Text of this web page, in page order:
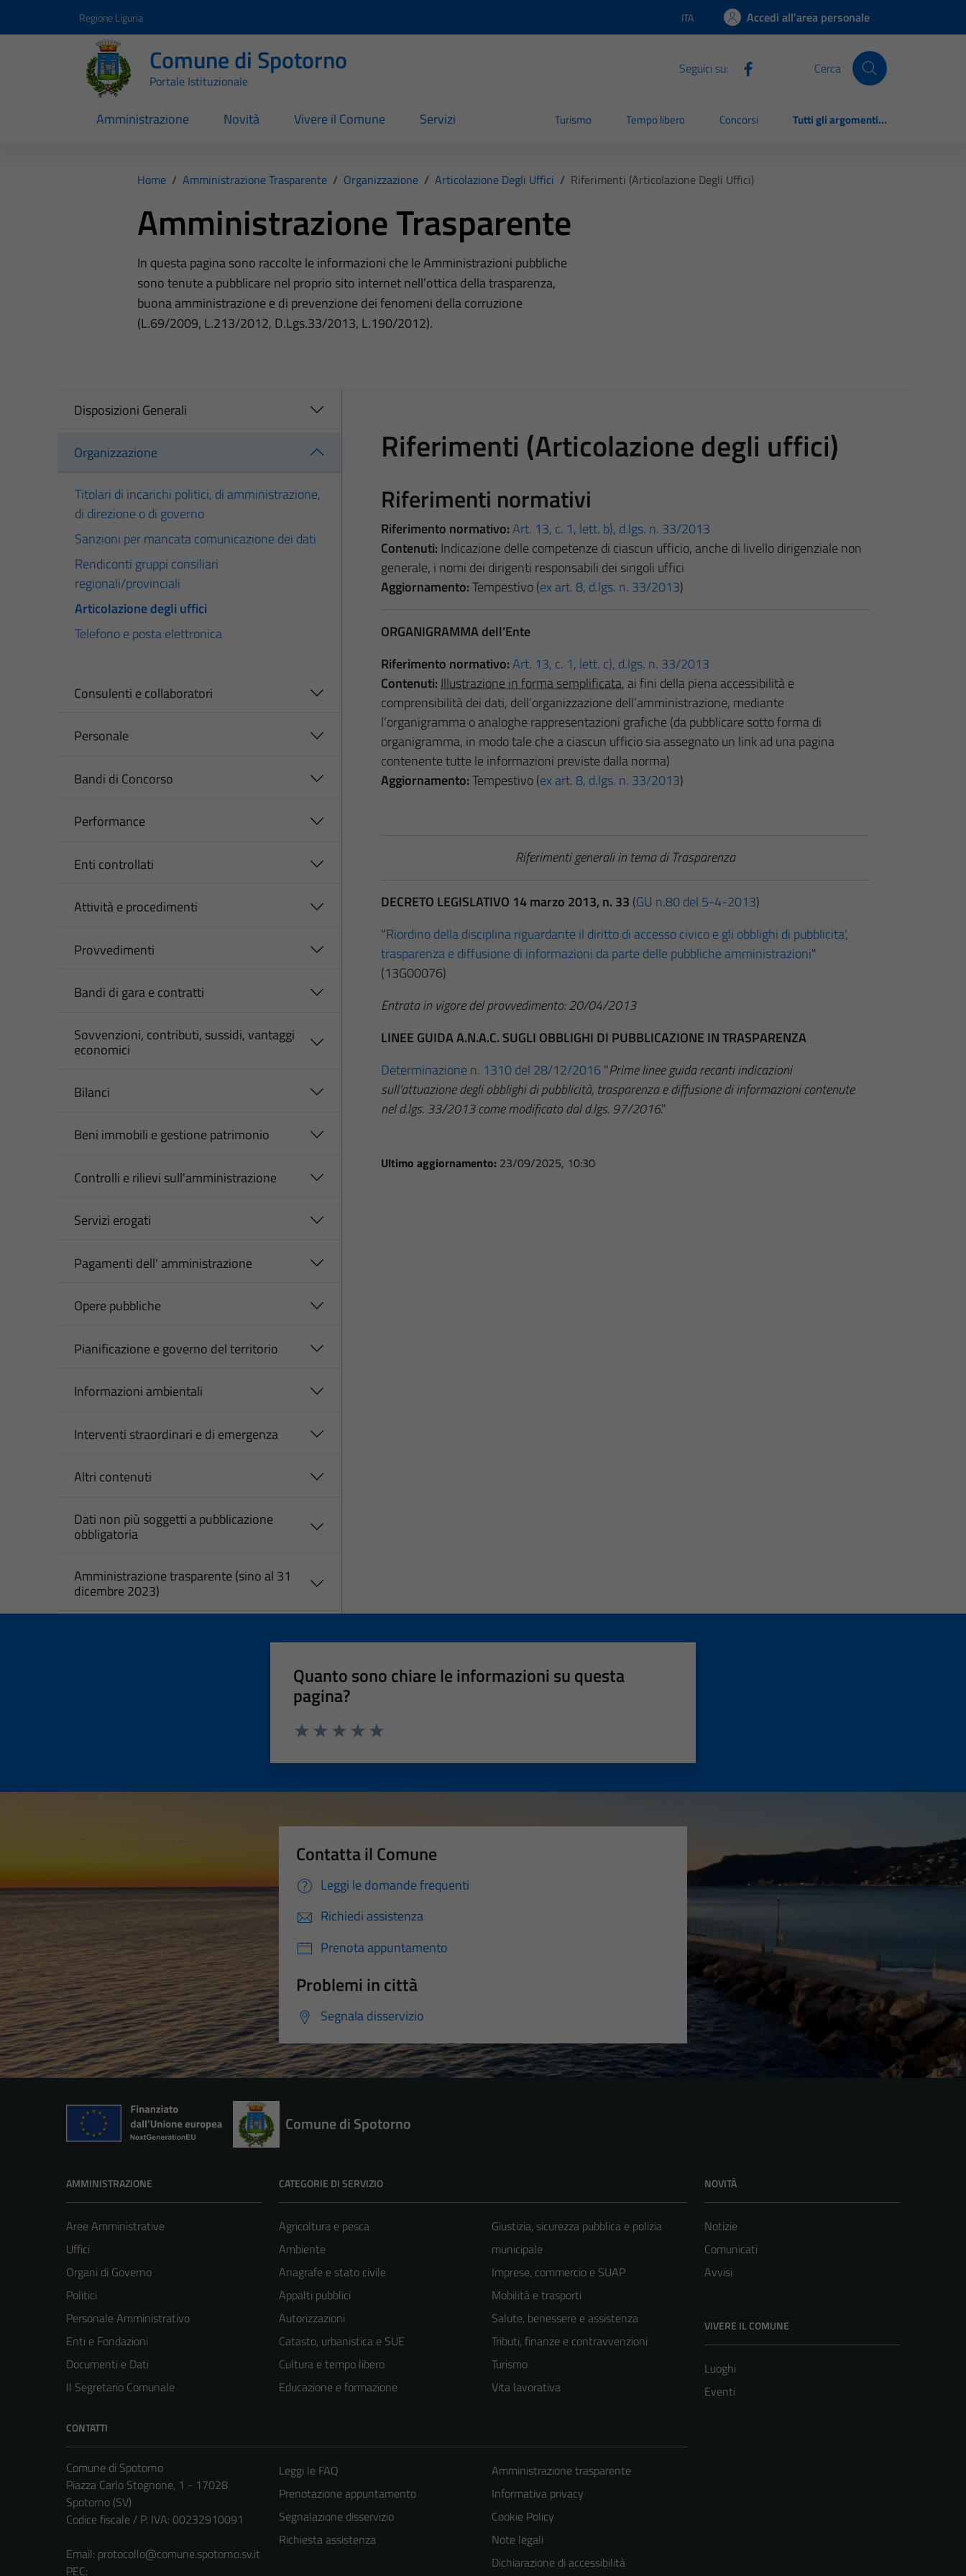
Regione Liguria Lingua attiva:
ITA Accedi all'area personale
Comune di Spotorno
Portale Istituzionale
Seguici su: Cerca
Amministrazione Novità Vivere il Comune Servizi Turismo Tempo libero Concorsi Tutti gli argomenti...
Home / Amministrazione Trasparente / Organizzazione / Articolazione Degli Uffici / Riferimenti (Articolazione Degli Uffici)
Amministrazione Trasparente
In questa pagina sono raccolte le informazioni che le Amministrazioni pubbliche
sono tenute a pubblicare nel proprio sito internet nell’ottica della trasparenza,
buona amministrazione e di prevenzione dei fenomeni della corruzione
(L.69/2009, L.213/2012, D.Lgs.33/2013, L.190/2012).
Disposizioni Generali
Organizzazione
Titolari di incarichi politici, di amministrazione,
di direzione o di governo
Sanzioni per mancata comunicazione dei dati
Rendiconti gruppi consiliari
regionali/provinciali
Articolazione degli uffici
Telefono e posta elettronica
Consulenti e collaboratori
Personale
Bandi di Concorso
Performance
Enti controllati
Attività e procedimenti
Provvedimenti
Bandi di gara e contratti
Sovvenzioni, contributi, sussidi, vantaggi
economici
Bilanci
Beni immobili e gestione patrimonio
Controlli e rilievi sull'amministrazione
Servizi erogati
Pagamenti dell' amministrazione
Opere pubbliche
Pianificazione e governo del territorio
Informazioni ambientali
Interventi straordinari e di emergenza
Altri contenuti
Dati non più soggetti a pubblicazione
obbligatoria
Amministrazione trasparente (sino al 31
dicembre 2023)
Riferimenti (Articolazione degli uffici)
Riferimenti normativi
Riferimento normativo:Art. 13, c. 1, lett. b), d.lgs. n. 33/2013
Contenuti: Indicazione delle competenze di ciascun ufficio, anche di livello dirigenziale non
generale, i nomi dei dirigenti responsabili dei singoli uffici
Aggiornamento:Tempestivo (ex art. 8, d.lgs. n. 33/2013)
ORGANIGRAMMA dell’Ente
Riferimento normativo:Art. 13, c. 1, lett. c), d.lgs. n. 33/2013
Contenuti: Illustrazione in forma semplificata, ai fini della piena accessibilità e
comprensibilità dei dati, dell’organizzazione dell’amministrazione, mediante
l’organigramma o analoghe rappresentazioni grafiche (da pubblicare sotto forma di
organigramma, in modo tale che a ciascun ufficio sia assegnato un link ad una pagina
contenente tutte le informazioni previste dalla norma)
Aggiornamento:Tempestivo (ex art. 8, d.lgs. n. 33/2013)
Riferimenti generali in tema di Trasparenza
DECRETO LEGISLATIVO 14 marzo 2013, n. 33 (GU n.80 del 5-4-2013)
"Riordino della disciplina riguardante il diritto di accesso civico e gli obblighi di pubblicita’,
trasparenza e diffusione di informazioni da parte delle pubbliche amministrazioni"
(13G00076)
Entrata in vigore del provvedimento: 20/04/2013
LINEE GUIDA A.N.A.C. SUGLI OBBLIGHI DI PUBBLICAZIONE IN TRASPARENZA
Determinazione n. 1310 del 28/12/2016 "Prime linee guida recanti indicazioni
sull’attuazione degli obblighi di pubblicità, trasparenza e diffusione di informazioni contenute
nel d.lgs. 33/2013 come modificato dal d.lgs. 97/2016."
Ultimo aggiornamento: 23/09/2025, 10:30
Quanto sono chiare le informazioni su questa
pagina?
Contatta il Comune
Leggi le domande frequenti
Richiedi assistenza
Prenota appuntamento
Problemi in città
Segnala disservizio
Comune di Spotorno
AMMINISTRAZIONE
Aree Amministrative
Uffici
Organi di Governo
Politici
Personale Amministrativo
Enti e Fondazioni
Documenti e Dati
Il Segretario Comunale
CATEGORIE DI SERVIZIO
Agricoltura e pesca
Ambiente
Anagrafe e stato civile
Appalti pubblici
Autorizzazioni
Catasto, urbanistica e SUE
Cultura e tempo libero
Educazione e formazione
Giustizia, sicurezza pubblica e polizia
municipale
Imprese, commercio e SUAP
Mobilità e trasporti
Salute, benessere e assistenza
Tributi, finanze e contravvenzioni
Turismo
Vita lavorativa
NOVITÀ
Notizie
Comunicati
Avvisi
VIVERE IL COMUNE
Luoghi
Eventi
CONTATTI
Comune di Spotorno
Piazza Carlo Stognone, 1 - 17028
Spotorno (SV)
Codice fiscale / P. IVA: 00232910091
Email: protocollo@comune.spotorno.sv.it
PEC:
Leggi le FAQ
Prenotazione appuntamento
Segnalazione disservizio
Richiesta assistenza
Amministrazione trasparente
Informativa privacy
Cookie Policy
Note legali
Dichiarazione di accessibilità
Tecnici
Questi cookie
sono necessari
per il
funzionamento